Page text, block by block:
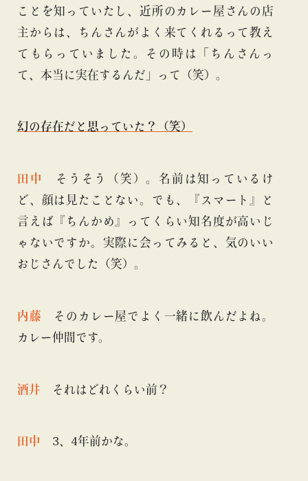
ことを知っていたし、近所のカレー屋さんの店
主からは、ちんさんがよく来てくれるって教え
てもらっていました。その時は「ちんさんっ
て、本当に実在するんだ」って（笑）。
幻の存在だと思っていた？（笑）
田中
そうそう（笑）。名前は知っているけ
ど、顔は見たことない。でも、『スマート』と
言えば『ちんかめ』ってくらい知名度が高いじ
ゃないですか。実際に会ってみると、気のいい
おじさんでした（笑）。
内藤 そのカレー屋でよく一緒に飲んだよね。
カレー仲間です。
酒井 それはどれくらい前？
田中 3、4年前かな。